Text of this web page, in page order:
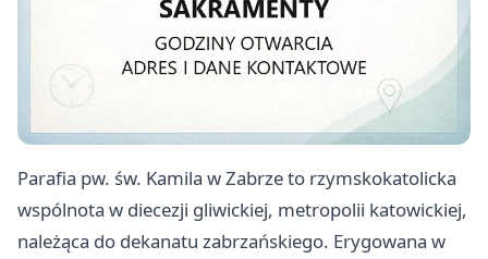
Parafia pw. św. Kamila w Zabrze to rzymskokatolicka
wspólnota w diecezji gliwickiej, metropolii katowickiej,
należąca do dekanatu zabrzańskiego. Erygowana w